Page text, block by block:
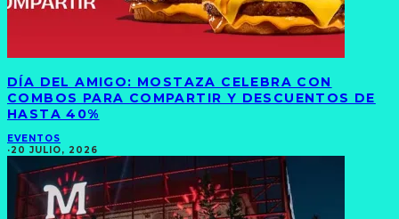
DÍA DEL AMIGO: MOSTAZA CELEBRA CON
COMBOS PARA COMPARTIR Y DESCUENTOS DE
HASTA 40%
EVENTOS
·20 JULIO, 2026